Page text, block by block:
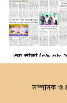
৩য় পাতা
সম্পাদক ও